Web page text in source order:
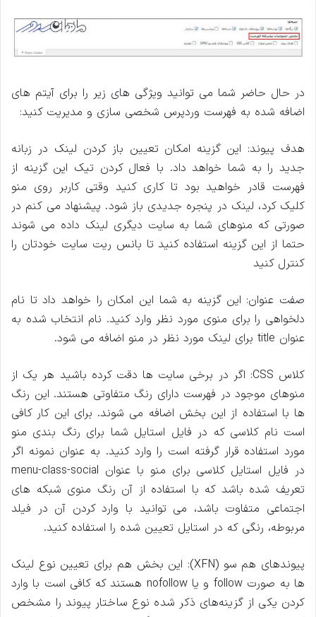
در حال حاضر شما می توانید ویژگی ‌های زیر را برای آیتم‌ های
اضافه شده به فهرست وردپرس شخصی سازی و مدیریت کنید:
هدف پیوند: این گزینه امکان تعیین باز کردن لینک در زبانه
جدید را به شما خواهد داد. با فعال کردن تیک این گزینه از
فهرست قادر خواهید بود تا کاری کنید وقتی کاربر روی منو
کلیک کرد، لینک در پنجره جدیدی باز شود. پیشنهاد می ‌کنم در
صورتی که منوهای شما به سایت دیگری لینک داده می شوند
حتما از این گزینه استفاده کنید تا بانس ریت سایت خودتان را
کنترل کنید
صفت عنوان: این گزینه به شما این امکان را خواهد داد تا نام
دلخواهی را برای منوی مورد نظر وارد کنید. نام انتخاب شده به
عنوان title برای لینک مورد نظر در منو اضافه می شود.
کلاس CSS: اگر در برخی سایت ‌ها دقت کرده باشید هر یک از
منوهای موجود در فهرست دارای رنگ متفاوتی هستند. این رنگ‌
ها با استفاده از این بخش اضافه می شوند. برای این کار کافی
است نام کلاسی که در فایل استایل شما برای رنگ ‌بندی منو
مورد استفاده قرار گرفته است را وارد کنید. به عنوان نمونه اگر
در فایل استایل کلاسی برای منو با عنوان menu-class-social
تعریف شده باشد که با استفاده از آن رنگ منوی شبکه‌ های
اجتماعی متفاوت باشد، می توانید با وارد کردن آن در فیلد
مربوطه، رنگی که در استایل تعیین شده را استفاده کنید.
پیوندهای هم‌ سو (XFN): این بخش هم برای تعیین نوع لینک
‌ها به صورت follow و یا nofollow هستند که کافی است با وارد
کردن یکی از گزینه‌های ذکر شده نوع ساختار پیوند را مشخص